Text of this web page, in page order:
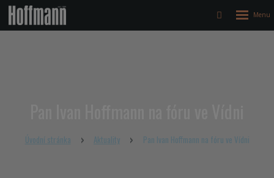
Vyhledávání
menu
Úvodní stránka Aktuality Pan Ivan Hoffmann na fóru ve Vídni